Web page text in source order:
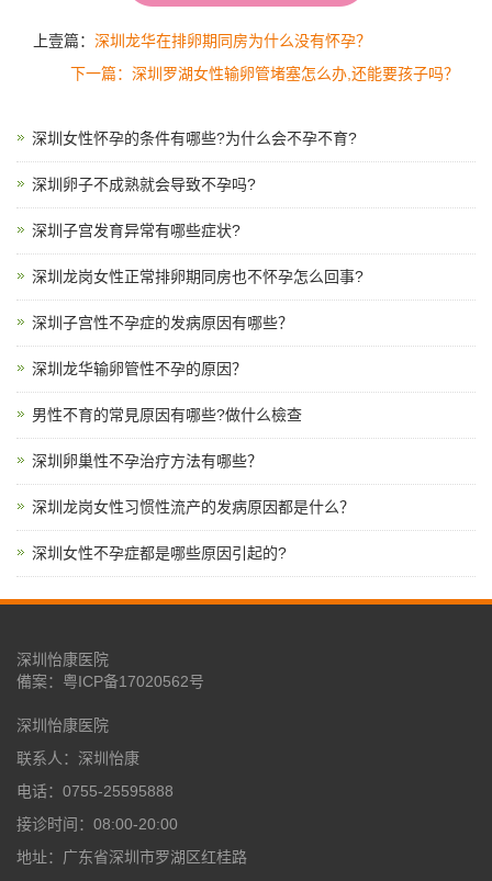
上壹篇： 深圳龙华在排卵期同房为什么没有怀孕？
下一篇：深圳罗湖女性输卵管堵塞怎么办,还能要孩子吗？
深圳女性怀孕的条件有哪些?为什么会不孕不育?
深圳卵子不成熟就会导致不孕吗?
深圳子宫发育异常有哪些症状?
深圳龙岗女性正常排卵期同房也不怀孕怎么回事?
深圳子宫性不孕症的发病原因有哪些？
深圳龙华输卵管性不孕的原因？
男性不育的常見原因有哪些?做什么檢查
深圳卵巢性不孕治疗方法有哪些？
深圳龙岗女性习惯性流产的发病原因都是什么？
深圳女性不孕症都是哪些原因引起的?
深圳怡康医院
備案： 粤ICP备17020562号
深圳怡康医院
联系人：深圳怡康
电话：0755-25595888
接诊时间：08:00-20:00
地址：广东省深圳市罗湖区红桂路